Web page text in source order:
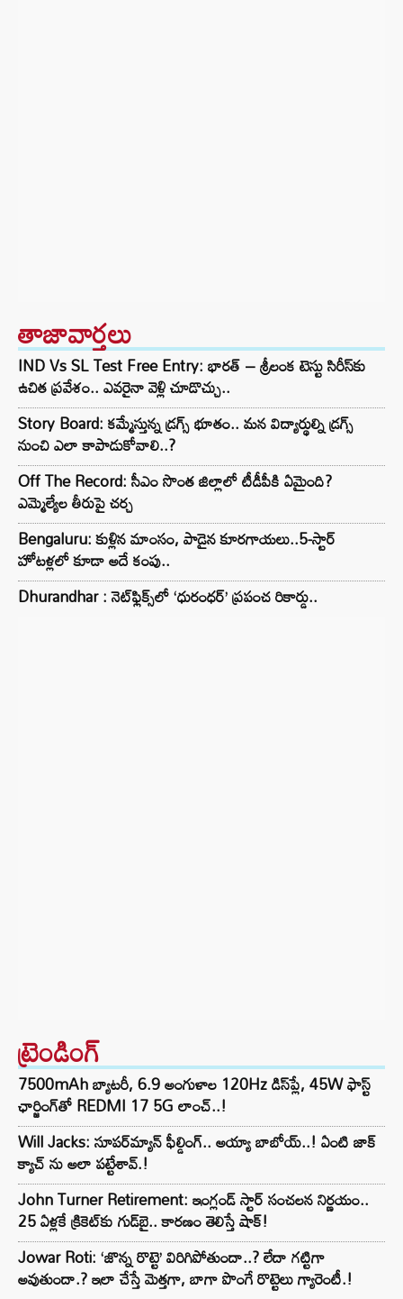
తాజావార్తలు
IND Vs SL Test Free Entry: భారత్ – శ్రీలంక టెస్టు సిరీస్‌కు
ఉచిత ప్రవేశం.. ఎవరైనా వెళ్లి చూడొచ్చు..
Story Board: కమ్మేస్తున్న డ్రగ్స్ భూతం.. మన విద్యార్థుల్ని డ్రగ్స్
నుంచి ఎలా కాపాడుకోవాలి..?
Off The Record: సీఎం సొంత జిల్లాలో టీడీపీకి ఏమైంది?
ఎమ్మెల్యేల తీరుపై చర్చ
Bengaluru: కుళ్లిన మాంసం, పాడైన కూరగాయలు..5-స్టార్
హోటళ్లలో కూడా అదే కంపు..
Dhurandhar : నెట్‌ఫ్లిక్స్‌లో ‘ధురంధర్’ ప్రపంచ రికార్డు..
ట్రెండింగ్‌
7500mAh బ్యాటరీ, 6.9 అంగుళాల 120Hz డిస్‌ప్లే, 45W ఫాస్ట్
ఛార్జింగ్‌తో REDMI 17 5G లాంచ్..!
Will Jacks: సూపర్‌మ్యాన్ ఫీల్డింగ్.. అయ్యా బాబోయ్..! ఏంటి జాక్
క్యాచ్ ను అలా పట్టేశావ్.!
John Turner Retirement: ఇంగ్లండ్ స్టార్ సంచలన నిర్ణయం..
25 ఏళ్లకే క్రికెట్‌కు గుడ్‌బై.. కారణం తెలిస్తే షాక్!
Jowar Roti: ‘జొన్న రొట్టె’ విరిగిపోతుందా..? లేదా గట్టిగా
అవుతుందా.? ఇలా చేస్తే మెత్తగా, బాగా పొంగే రొట్టెలు గ్యారెంటీ.!